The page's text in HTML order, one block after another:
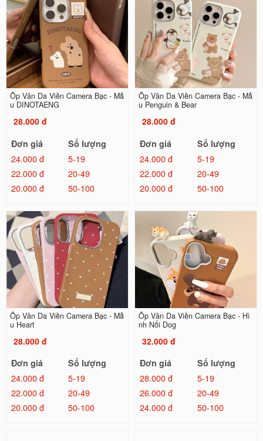
Ốp Vân Da Viền Camera Bạc - Mẫ
u DINOTAENG
28.000 đ
Đơn giá
Số lượng
24.000 đ
5-19
22.000 đ
20-49
20.000 đ
50-100
Ốp Vân Da Viền Camera Bạc - Mẫ
u Penguin & Bear
28.000 đ
Đơn giá
Số lượng
24.000 đ
5-19
22.000 đ
20-49
20.000 đ
50-100
Ốp Vân Da Viền Camera Bạc - Mẫ
u Heart
28.000 đ
Đơn giá
Số lượng
24.000 đ
5-19
22.000 đ
20-49
20.000 đ
50-100
Ốp Vân Da Viền Camera Bạc - Hì
nh Nổi Dog
32.000 đ
Đơn giá
Số lượng
28.000 đ
5-19
26.000 đ
20-49
24.000 đ
50-100